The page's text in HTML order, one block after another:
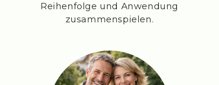
Reihenfolge und Anwendung
zusammenspielen.